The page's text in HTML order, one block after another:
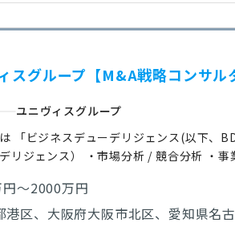
スグループ【M&A戦略コンサル
ユニヴィスグループ
「ビジネスデューデリジェンス(以下、
リジェンス） ・市場分析 / 競合分析 ・
～2000万円
港区、大阪府大阪市北区、愛知県名